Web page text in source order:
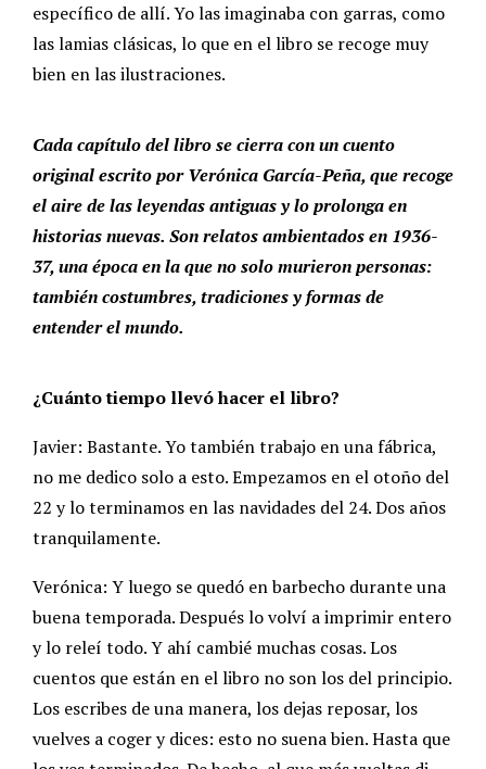
específico de allí. Yo las imaginaba con garras, como
las lamias clásicas, lo que en el libro se recoge muy
bien en las ilustraciones.
Cada capítulo del libro se cierra con un cuento
original escrito por Verónica García-Peña, que recoge
el aire de las leyendas antiguas y lo prolonga en
historias nuevas. Son relatos ambientados en 1936-
37, una época en la que no solo murieron personas:
también costumbres, tradiciones y formas de
entender el mundo.
¿Cuánto tiempo llevó hacer el libro?
Javier: Bastante. Yo también trabajo en una fábrica,
no me dedico solo a esto. Empezamos en el otoño del
22 y lo terminamos en las navidades del 24. Dos años
tranquilamente.
Verónica: Y luego se quedó en barbecho durante una
buena temporada. Después lo volví a imprimir entero
y lo releí todo. Y ahí cambié muchas cosas. Los
cuentos que están en el libro no son los del principio.
Los escribes de una manera, los dejas reposar, los
vuelves a coger y dices: esto no suena bien. Hasta que